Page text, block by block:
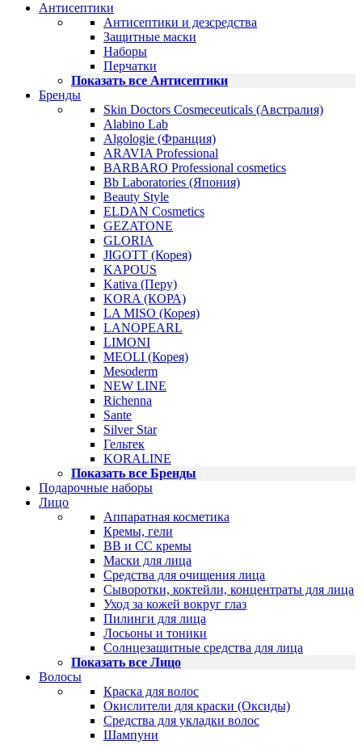
Антисептики
Антисептики и дезсредства
Защитные маски
Наборы
Перчатки
Показать все Антисептики
Бренды
Skin Doctors Cosmeceuticals (Австралия)
Alabino Lab
Algologie (Франция)
ARAVIA Professional
BARBARO Professional cosmetics
Bb Laboratories (Япония)
Beauty Style
ELDAN Cosmetics
GEZATONE
GLORIA
JIGOTT (Корея)
KAPOUS
Kativa (Перу)
KORA (КОРА)
LA MISO (Корея)
LANOPEARL
LIMONI
MEOLI (Корея)
Mesoderm
NEW LINE
Richenna
Sante
Silver Star
Гельтек
KORALINE
Показать все Бренды
Подарочные наборы
Лицо
Аппаратная косметика
Кремы, гели
BB и CC кремы
Маски для лица
Средства для очищения лица
Сыворотки, коктейли, концентраты для лица
Уход за кожей вокруг глаз
Пилинги для лица
Лосьоны и тоники
Солнцезащитные средства для лица
Показать все Лицо
Волосы
Краска для волос
Окислители для краски (Оксиды)
Средства для укладки волос
Шампуни